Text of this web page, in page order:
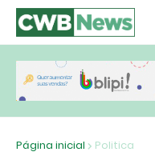
Página inicial Politica